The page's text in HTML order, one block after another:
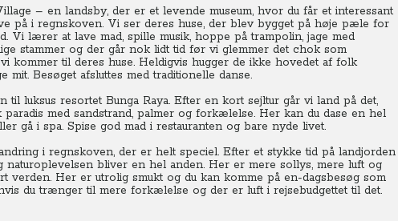
– en landsby, der er et levende museum, hvor du får et interessant
på i regnskoven. Vi ser deres huse, der blev bygget på høje pæle for
Vi lærer at lave mad, spille musik, hoppe på trampolin, jage med
stammer og der går nok lidt tid før vi glemmer det chok som
kommer til deres huse. Heldigvis hugger de ikke hovedet af folk
mit. Besøget afsluttes med traditionelle danse.
luksus resortet Bunga Raya. Efter en kort sejltur går vi land på det,
med sandstrand, palmer og forkælelse. Her kan du dase en hel
gå i spa. Spise god mad i restauranten og bare nyde livet.
i regnskoven, der er helt speciel. Efter et stykke tid på landjorden
bliver en hel anden. Her er mere sollys, mere luft og
verden. Her er utrolig smukt og du kan komme på en-dagsbesøg som
du trænger til mere forkælelse og der er luft i rejsebudgettet til det.